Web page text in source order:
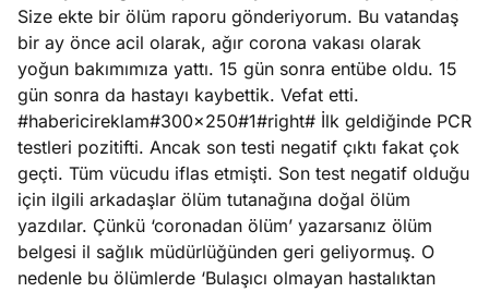
Size ekte bir ölüm raporu gönderiyorum. Bu vatandaş
bir ay önce acil olarak, ağır corona vakası olarak
yoğun bakımımıza yattı. 15 gün sonra entübe oldu. 15
gün sonra da hastayı kaybettik. Vefat etti.
#habericireklam#300x250#1#right# İlk geldiğinde PCR
testleri pozitifti. Ancak son testi negatif çıktı fakat çok
geçti. Tüm vücudu iflas etmişti. Son test negatif olduğu
için ilgili arkadaşlar ölüm tutanağına doğal ölüm
yazdılar. Çünkü ‘coronadan ölüm’ yazarsanız ölüm
belgesi il sağlık müdürlüğünden geri geliyormuş. O
nedenle bu ölümlerde ‘Bulaşıcı olmayan hastalıktan